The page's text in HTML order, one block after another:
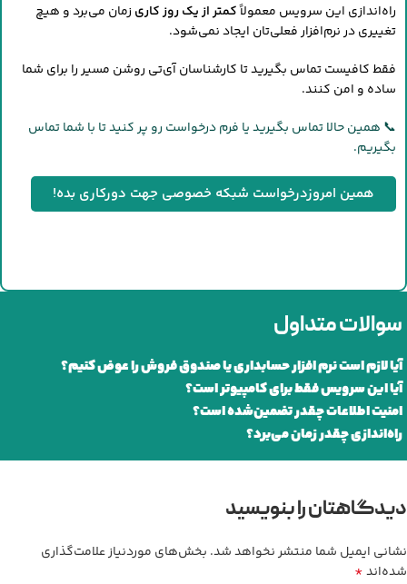
راه‌اندازی این سرویس معمولاًکمتر از یک روز کاری زمان می‌برد و هیچ
تغییری در نرم‌افزار فعلی‌تان ایجاد نمی‌شود.
فقط کافیست تماس بگیرید تا کارشناسان آی‌تی روشن مسیر را برای شما
ساده و امن کنند.
📞 همین حالا تماس بگیرید یا فرم درخواست رو پر کنید تا با شما تماس
بگیریم.
همین امروزدرخواست شبکه خصوصی جهت دورکاری بده!
سوالات متداول
آیا لازم است نرم افزار حسابداری یا صندوق فروش را عوض کنیم؟
آیا این سرویس فقط برای کامپیوتر است؟
امنیت اطلاعات چقدر تضمین‌شده است؟
راه‌اندازی چقدر زمان می‌برد؟
دیدگاهتان را بنویسید
نشانی ایمیل شما منتشر نخواهد شد. بخش‌های موردنیاز علامت‌گذاری
شده‌اند*